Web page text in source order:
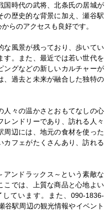
国時代の武将、北条氏の居城が
の歴史的な背景に加え、瀬谷駅
らのアクセスも良好です。
な風景が残っており、歩いてい
す。また、最近では若い世代を
ングなどの新しいカルチャーが
、過去と未来が融合した独特の
人々の温かさとおもてなしの心
ンドリーであり、訪れる人々
周辺には、地元の食材を使った
カフェがたくさんあり、訪れる
アンドラックス～という素敵な
こでは、上質な商品と心地よい
ています。また、090-1836-
谷駅周辺の観光情報やイベント